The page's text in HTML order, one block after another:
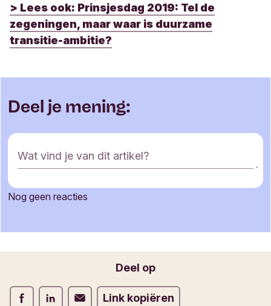
> Lees ook: Prinsjesdag 2019: Tel de
zegeningen, maar waar is duurzame
transitie-ambitie?
Deel je mening:
R
e
c
e
m
u
Wat vind je van dit artikel?
Nog geen reacties
Deel op
Deel op Facebook
Deel op LinkedInDeel op Verstuur per email
Link kopiëren